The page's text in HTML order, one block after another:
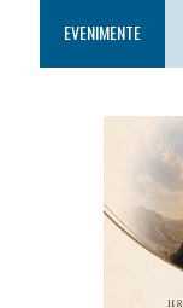
EVENIMENTE